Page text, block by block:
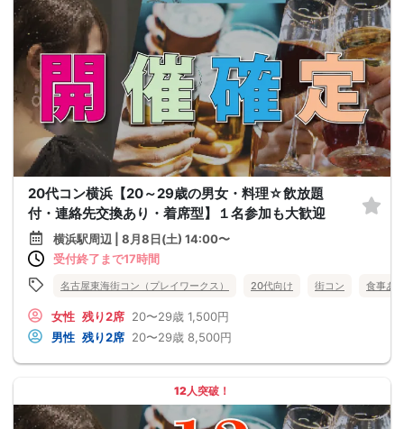
20代コン横浜【20～29歳の男女・料理☆飲放題
付・連絡先交換あり・着席型】１名参加も大歓迎
横浜駅周辺 | 8月8日(土) 14:00〜
受付終了まで17時間
名古屋東海街コン（プレイワークス） 20代向け 街コン 食事あ
女性 残り2席 20〜29歳 1,500円
男性 残り2席 20〜29歳 8,500円
12人突破！